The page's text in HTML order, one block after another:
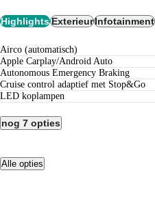
HighlightsExterieurInfotainment
airco (automatisch)
Apple Carplay/Android Auto
Autonomous Emergency Braking
cruise control adaptief met Stop&Go
LED koplampen
nog 7 opties
Alle opties